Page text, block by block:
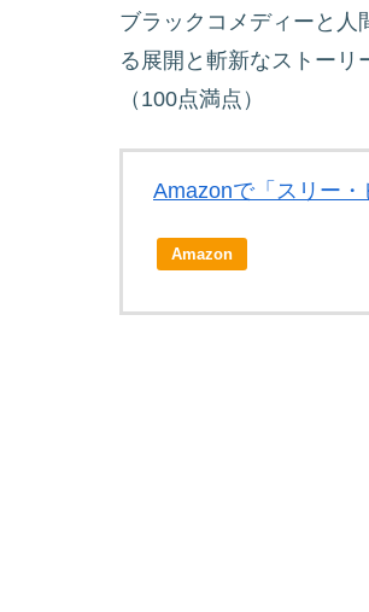
ブラックコメディーと人
る展開と斬新なストーリ
（100点満点）
Amazonで「スリー
Amazon